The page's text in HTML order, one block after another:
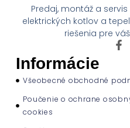
Predaj, montáž a
elektrických kotlov a
riešenia pre
Informácie
Všeobecné obchodné
Poučenie o ochrane
cookies